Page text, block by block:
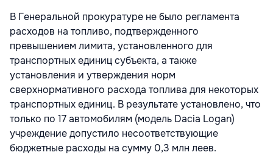
В Генеральной прокуратуре не было регламента
расходов на топливо, подтвержденного
превышением лимита, установленного для
транспортных единиц субъекта, а также
установления и утверждения норм
сверхнормативного расхода топлива для некоторых
транспортных единиц. В результате установлено, что
только по 17 автомобилям (модель Dacia Logan)
учреждение допустило несоответствующие
бюджетные расходы на сумму 0,3 млн леев.